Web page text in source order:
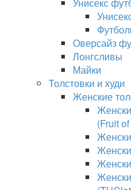
Оверсайз
Лонгсливы
Майки
Толстовки и худи
Женские
(Fruit